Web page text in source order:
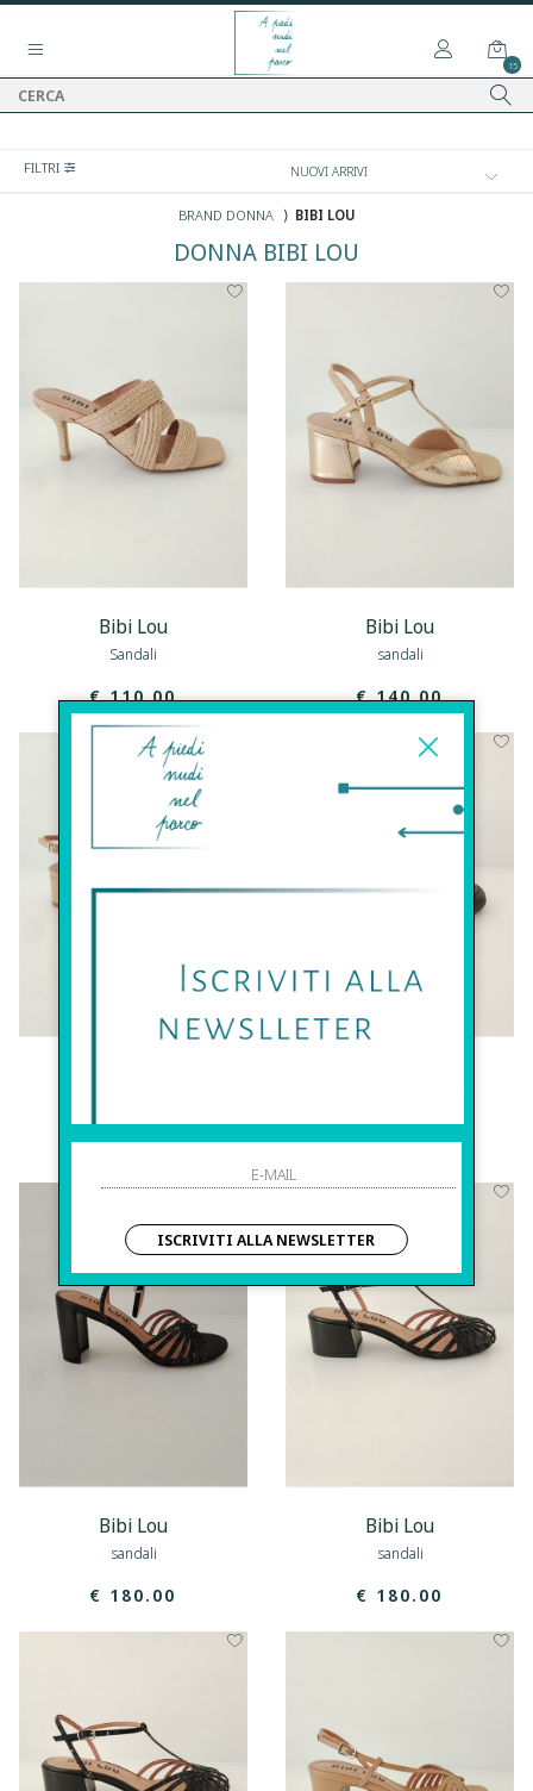
15
FILTRI
BRAND DONNA ⟩ BIBI LOU
DONNA BIBI LOU
Bibi Lou
Sandali
€ 110.00
Bibi Lou
sandali
€ 140.00
€ 170.00 € 180.00
Bibi Lou
sandali
€ 180.00
Bibi Lou
sandali
€ 180.00
ISCRIVITI ALLA NEWSLETTER